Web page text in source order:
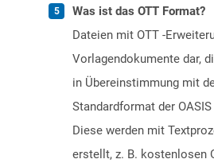
Was ist das OTT Format?
Dateien mit OTT -
Vorlagendokumente dar,
in Übereinstimmung mit
Standardformat der
Diese werden mit
erstellt, z. B. kostenlosen